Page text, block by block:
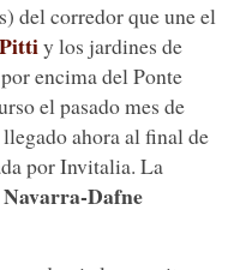
del corredor que une el
y los jardines de
encima del Ponte
el pasado mes de
ahora al final de
por Invitalia. La
Dafne